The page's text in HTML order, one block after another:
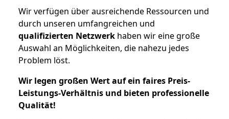
Wir verfügen über ausreichende Ressourcen und
durch unseren umfangreichen und
qualifizierten Netzwerk haben wir eine große
Auswahl an Möglichkeiten, die nahezu jedes
Problem löst.
Wir legen großen Wert auf ein faires Preis-
Leistungs-Verhältnis und bieten professionelle
Qualität!